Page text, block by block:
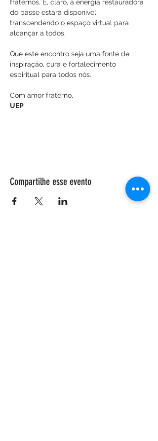
fraternos. E, claro, a energia restauradora
do passe estará disponível,
transcendendo o espaço virtual para
alcançar a todos.
Que este encontro seja uma fonte de
inspiração, cura e fortalecimento
espiritual para todos nós.
Com amor fraterno,
UEP
Compartilhe esse evento